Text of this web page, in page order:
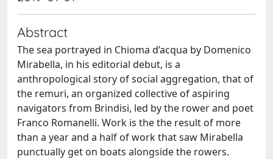
Abstract
The sea portrayed in Chioma d’acqua by Domenico
Mirabella, in his editorial debut, is a
anthropological story of social aggregation, that of
the remuri, an organized collective of aspiring
navigators from Brindisi, led by the rower and poet
Franco Romanelli. Work is the the result of more
than a year and a half of work that saw Mirabella
punctually get on boats alongside the rowers.